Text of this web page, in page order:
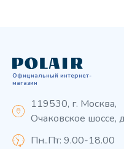
Официальный интернет-
магазин
119530, г. Москва,
Очаковское шоссе,
Пн..Пт: 9.00-18.00